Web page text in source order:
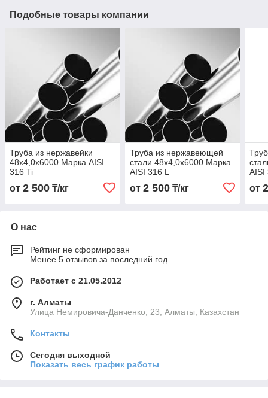
Подобные товары компании
Труба из нержавейки
48х4,0х6000 Марка AISI
316 Ti
от 2 500 ₸/кг
Труба из нержавеющей
стали 48х4,0х6000 Марка
AISI 316 L
от 2 500₸/кг
AISI
от
О нас
Рейтинг не сформирован
Менее 5 отзывов за последний год
Работает с 21.05.2012
г. Алматы
Улица Немировича-Данченко, 23, Алматы, Казахстан
Контакты
Сегодня выходной
Показать весь график работы